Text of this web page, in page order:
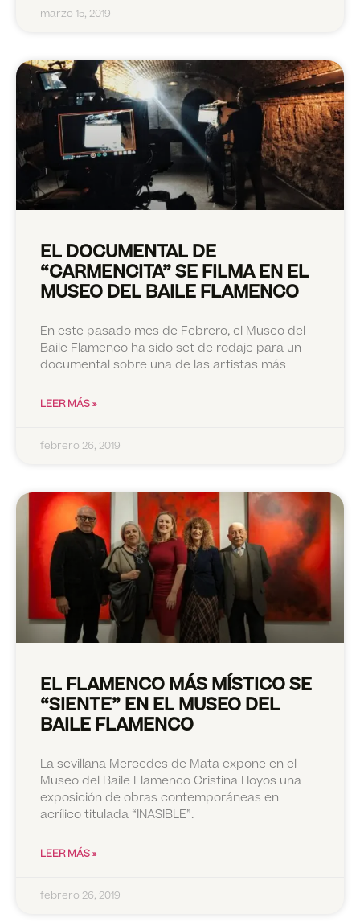
marzo 15, 2019
EL DOCUMENTAL DE
“CARMENCITA” SE FILMA EN EL
MUSEO DEL BAILE FLAMENCO
En este pasado mes de Febrero, el Museo del
Baile Flamenco ha sido set de rodaje para un
documental sobre una de las artistas más
LEER MÁS »
febrero 26, 2019
EL FLAMENCO MÁS MÍSTICO SE
“SIENTE” EN EL MUSEO DEL
BAILE FLAMENCO
La sevillana Mercedes de Mata expone en el
Museo del Baile Flamenco Cristina Hoyos una
exposición de obras contemporáneas en
acrílico titulada “INASIBLE”.
LEER MÁS »
febrero 26, 2019